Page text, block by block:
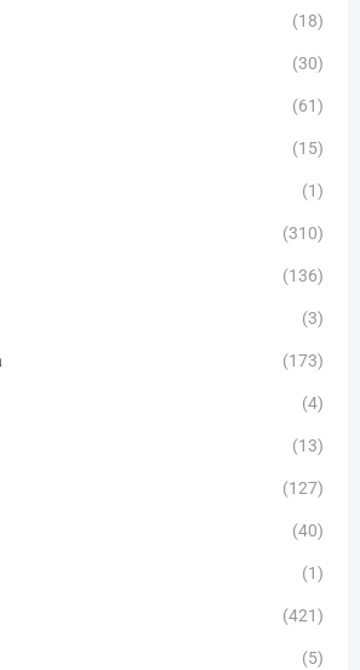
(18)
(30)
(61)
(15)
(1)
(310)
(136)
(3)
(173)
(4)
(13)
(127)
(40)
(1)
(421)
(5)